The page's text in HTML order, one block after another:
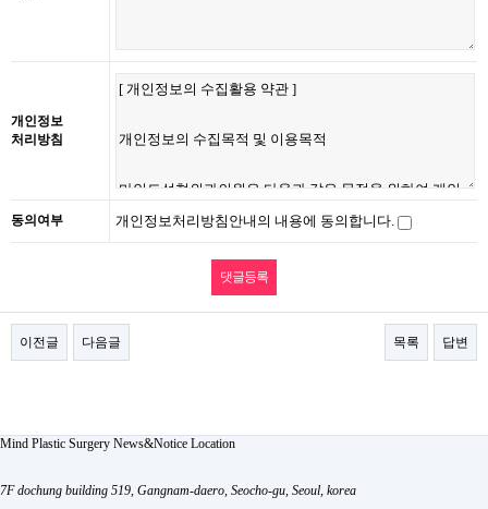
개인정보
처리방침
동의여부 개인정보처리방침안내의 내용에 동의합니다.
이전글 다음글 목록 답변
Mind Plastic Surgery News&Notice Location
7F dochung building 519, Gangnam-daero, Seocho-gu, Seoul, korea